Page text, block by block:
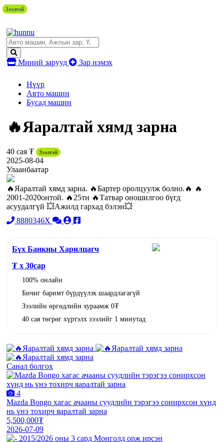
Миний зарууд Зар нэмэх
Нүүр
Авто машин
Бусад машин
🔥Яаралтай хямд зарна
40 сая ₮ Зээлтэй
2025-08-04
Улаанбаатар
🔥Яаралтай хямд зарна. 🔥Бартер оролцуулж болно.🔥 🔥
2001-2020онтой. 🔥25тн 🔥Татвар оношилгоо бүгд
асуудалгүй 💥Ажилд гархад бэлэн💥
8880346X
Бүх Банкны Харилцагч
₮ x 30сар
100% онлайн
Бичиг баримт бүрдүүлэх шаардлагагүй
Зээлийн өргөдлийн хураамж 0₮
40 сая төгрөг хүртэлх зээлийг 1 минутад
Санал болгох
Зээлтэй
4
Mazda Bongo хагас ачааны суудлийн тэрэгээ сонирхсон хүнд
нь үнэ тохирч яаралтай зарна
5,500,000₮
2026-07-09
Зээлтэй
Зээлтэй
Зээлтэй
Зээлтэй
Зээлтэй
Зээлтэй